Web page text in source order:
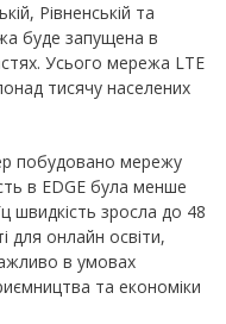
Рівненській та
буде запущена в
Усього мережа LTE
тисячу населених
побудовано мережу
в ЕDGE була менше
швидкість зросла до 48
для онлайн освіти,
в умовах
та економіки